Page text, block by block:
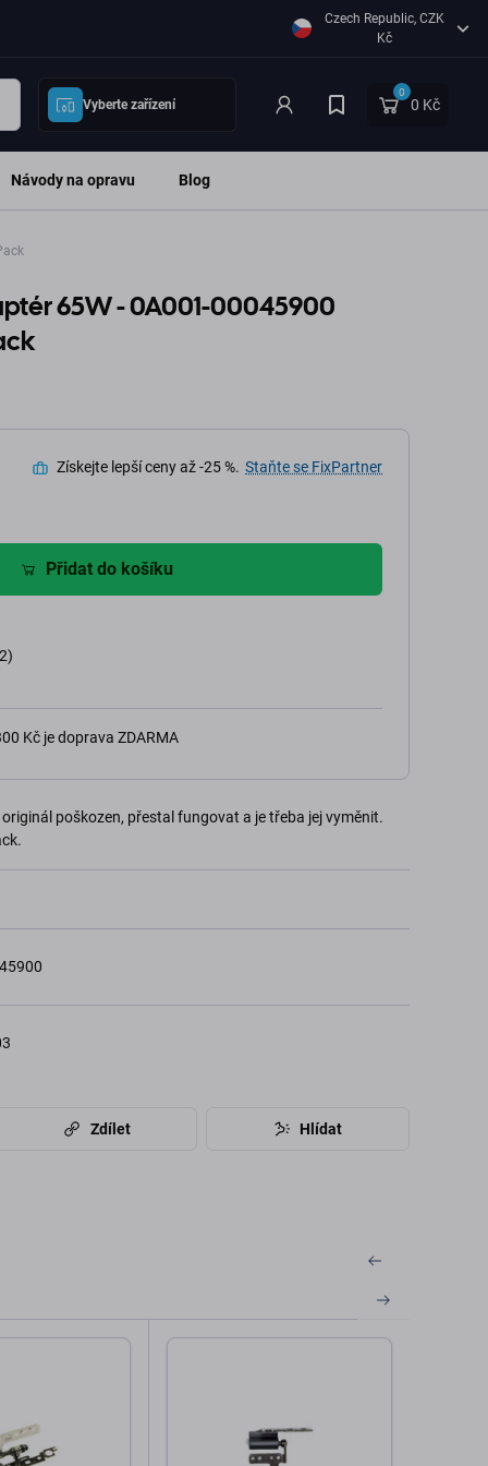
Czech Republic, CZK
Kč
Vyberte zařízení
0
0 Kč
Návody na opravu Blog
65W - 0A001-00045900
Získejte lepší ceny až -25 %. Staňte se FixPartner
Přidat do košíku
Kč je doprava ZDARMA
poškozen, přestal fungovat a je třeba jej vyměnit.
Zdílet Hlídat